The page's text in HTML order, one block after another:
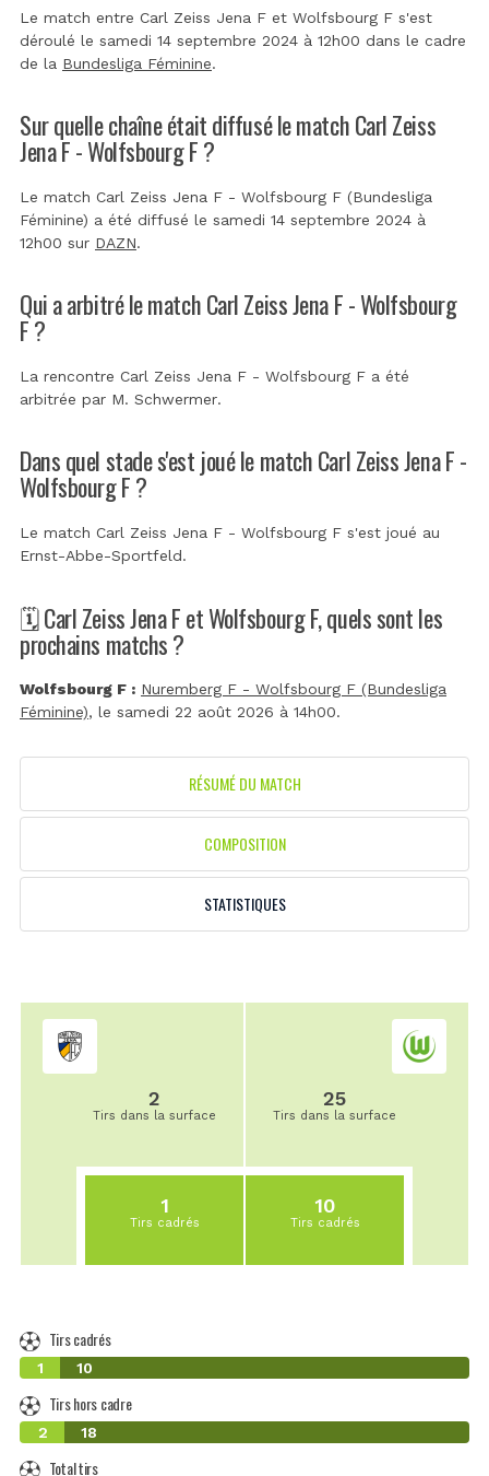
Le match entre Carl Zeiss Jena F et Wolfsbourg F s'est
déroulé le samedi 14 septembre 2024 à 12h00 dans le cadre
de la Bundesliga Féminine.
Sur quelle chaîne était diffusé le match Carl Zeiss
Jena F - Wolfsbourg F ?
Le match Carl Zeiss Jena F - Wolfsbourg F (Bundesliga
Féminine) a été diffusé le samedi 14 septembre 2024 à
12h00 sur DAZN.
Qui a arbitré le match Carl Zeiss Jena F - Wolfsbourg
F ?
La rencontre Carl Zeiss Jena F - Wolfsbourg F a été
arbitrée par M. Schwermer.
Dans quel stade s'est joué le match Carl Zeiss Jena F -
Wolfsbourg F ?
Le match Carl Zeiss Jena F - Wolfsbourg F s'est joué au
Ernst-Abbe-Sportfeld.
🗓️ Carl Zeiss Jena F et Wolfsbourg F, quels sont les
prochains matchs ?
Wolfsbourg F : Nuremberg F - Wolfsbourg F (Bundesliga
Féminine), le samedi 22 août 2026 à 14h00.
RÉSUMÉ DU MATCH
COMPOSITION
STATISTIQUES
2
Tirs dans la surface
1
Tirs cadrés
25
Tirs dans la surface
10
Tirs cadrés
Tirs cadrés
1 10
Tirs hors cadre
2 18
Total tirs